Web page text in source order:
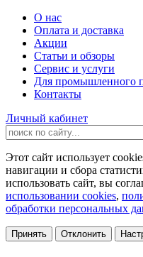
О нас
Оплата и доставка
Акции
Статьи и обзоры
Сервис и услуги
Для промышленного
Контакты
Личный кабинет
Этот сайт использует
навигации и сбора
использовать сайт, вы
использовании cookies,
обработки персональных
Принять Отклонить